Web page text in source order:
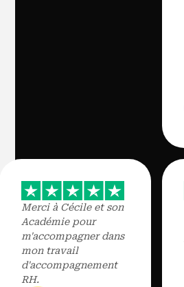
Merci à Cécile et son
Académie pour
m'accompagner dans
mon travail
d'accompagnement
RH.